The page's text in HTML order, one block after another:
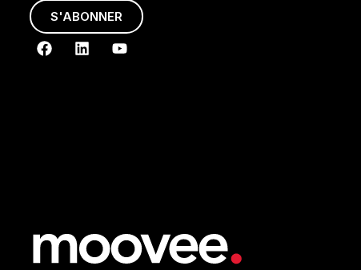
S'ABONNER